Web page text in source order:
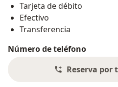
Tarjeta de débito
Efectivo
Transferencia
Número de teléfono
Reserva por